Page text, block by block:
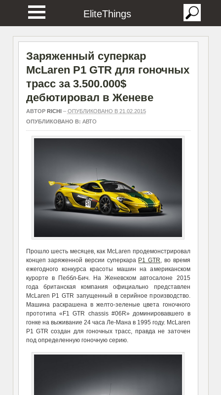
EliteThings
Заряженный суперкар
McLaren P1 GTR для гоночных
трасс за 3.500.000$
дебютировал в Женеве
АВТОР RICHI– ОПУБЛИКОВАНО В 21.02.2015
ОПУБЛИКОВАНО В: АВТО
Прошло шесть месяцев, как McLaren продемонстрировал
концеп заряженной версии суперкара P1 GTR, во время
ежегодного конкурса красоты машин на американском
курорте в Пеббл-Бич. На Женевском автосалоне 2015
года британская компания официально представлен
McLaren P1 GTR запущенный в серийное производство.
Машина раскрашена в желто-зеленые цвета гоночного
прототипа «F1 GTR chassis #06R» доминировавшего в
гонке на выживание 24 часа Ле-Мана в 1995 году. McLaren
P1 GTR создан для гоночных трасс, правда не заточен
под определенную гоночную серию.